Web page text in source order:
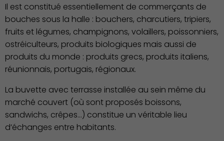
Culture
Il est constitué essentiellement de commerçants de
bouches sous la halle : bouchers, charcutiers, tripiers,
fruits et légumes, champignons, volaillers, poissonniers,
ostréiculteurs, produits biologiques mais aussi de
produits du monde : produits grecs, produits italiens,
réunionnais, portugais, régionaux.
La buvette avec terrasse installée au sein même du
marché couvert (où sont proposés boissons,
sandwichs, crêpes...) constitue un véritable lieu
d’échanges entre habitants.